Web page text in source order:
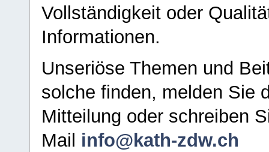
Vollständigkeit oder
Informationen.
Unseriöse Themen und
solche finden, melden Sie
Mitteilung oder schreiben
Mail info@kath-zdw.ch